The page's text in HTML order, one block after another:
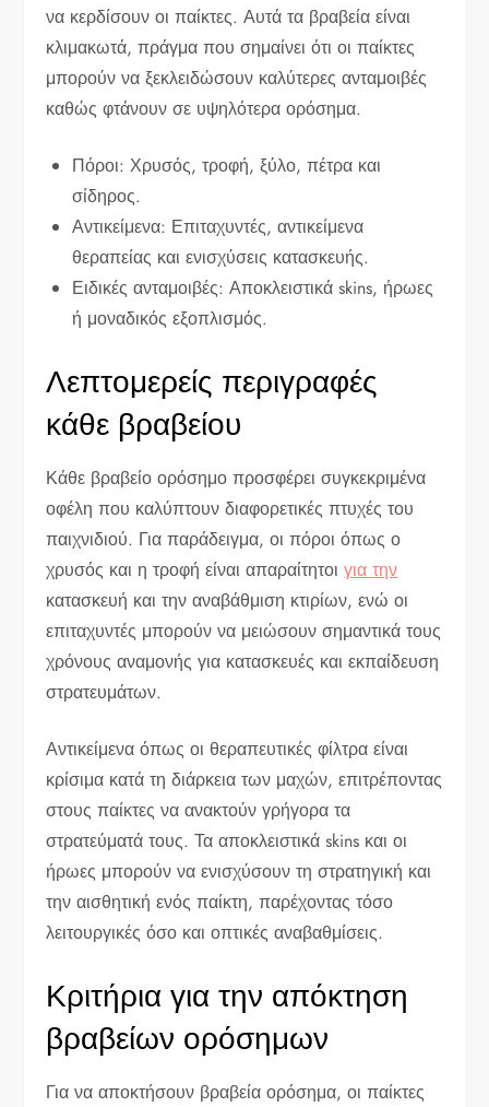
να κερδίσουν οι παίκτες. Αυτά τα βραβεία είναι
κλιμακωτά, πράγμα που σημαίνει ότι οι παίκτες
μπορούν να ξεκλειδώσουν καλύτερες ανταμοιβές
καθώς φτάνουν σε υψηλότερα ορόσημα.
Πόροι: Χρυσός, τροφή, ξύλο, πέτρα και
σίδηρος.
Αντικείμενα: Επιταχυντές, αντικείμενα
θεραπείας και ενισχύσεις κατασκευής.
Ειδικές ανταμοιβές: Αποκλειστικά skins, ήρωες
ή μοναδικός εξοπλισμός.
Λεπτομερείς περιγραφές
κάθε βραβείου
Κάθε βραβείο ορόσημο προσφέρει συγκεκριμένα
οφέλη που καλύπτουν διαφορετικές πτυχές του
παιχνιδιού. Για παράδειγμα, οι πόροι όπως ο
χρυσός και η τροφή είναι απαραίτητοιγια την
κατασκευή και την αναβάθμιση κτιρίων, ενώ οι
επιταχυντές μπορούν να μειώσουν σημαντικά τους
χρόνους αναμονής για κατασκευές και εκπαίδευση
στρατευμάτων.
Αντικείμενα όπως οι θεραπευτικές φίλτρα είναι
κρίσιμα κατά τη διάρκεια των μαχών, επιτρέποντας
στους παίκτες να ανακτούν γρήγορα τα
στρατεύματά τους. Τα αποκλειστικά skins και οι
ήρωες μπορούν να ενισχύσουν τη στρατηγική και
την αισθητική ενός παίκτη, παρέχοντας τόσο
λειτουργικές όσο και οπτικές αναβαθμίσεις.
Κριτήρια για την απόκτηση
βραβείων ορόσημων
Για να αποκτήσουν βραβεία ορόσημα, οι παίκτες